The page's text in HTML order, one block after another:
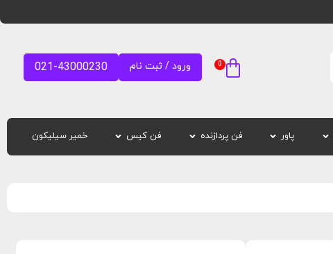
0 ورود / ثبت نام 021-43000230
پاور فن پردازنده فن کیس خمیر سیلیکون